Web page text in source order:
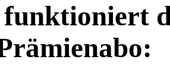
funktioniert